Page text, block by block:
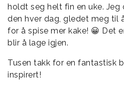
holdt seg helt fin en uke. Jeg
den hver dag, gledet meg til
for å spise mer kake! 😀 Det
blir å lage igjen.
Tusen takk for en fantastisk
inspirert!